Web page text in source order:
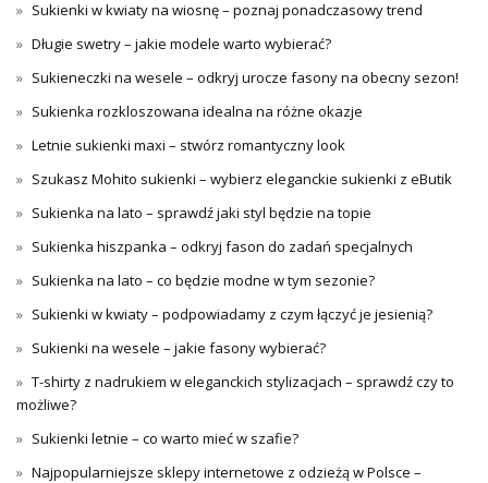
Sukienki w kwiaty na wiosnę – poznaj ponadczasowy trend
Długie swetry – jakie modele warto wybierać?
Sukieneczki na wesele – odkryj urocze fasony na obecny sezon!
Sukienka rozkloszowana idealna na różne okazje
Letnie sukienki maxi – stwórz romantyczny look
Szukasz Mohito sukienki – wybierz eleganckie sukienki z eButik
Sukienka na lato – sprawdź jaki styl będzie na topie
Sukienka hiszpanka – odkryj fason do zadań specjalnych
Sukienka na lato – co będzie modne w tym sezonie?
Sukienki w kwiaty – podpowiadamy z czym łączyć je jesienią?
Sukienki na wesele – jakie fasony wybierać?
T-shirty z nadrukiem w eleganckich stylizacjach – sprawdź czy to
możliwe?
Sukienki letnie – co warto mieć w szafie?
Najpopularniejsze sklepy internetowe z odzieżą w Polsce –